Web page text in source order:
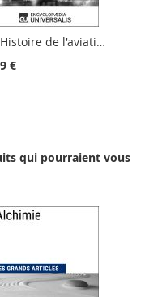
Histoire de l'aviation
€
Ajouter
qui pourraient vous